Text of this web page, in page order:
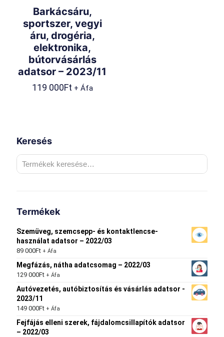
Barkácsáru,
sportszer, vegyi
áru, drogéria,
elektronika,
bútorvásárlás
adatsor – 2023/11
119 000Ft + Áfa
Keresés
Termékek
Szemüveg, szemcsepp- és kontaktlencse-
használat adatsor – 2022/03
89 000Ft + Áfa
Megfázás, nátha adatcsomag – 2022/03
129 000Ft + Áfa
Autóvezetés, autóbiztosítás és vásárlás adatsor -
2023/11
149 000Ft + Áfa
Fejfájás elleni szerek, fájdalomcsillapítók adatsor
– 2022/03